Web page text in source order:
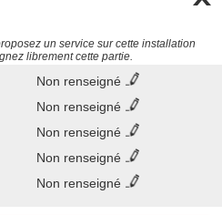
un service sur cette installation
librement cette partie.
Non renseigné
Non renseigné
Non renseigné
Non renseigné
Non renseigné